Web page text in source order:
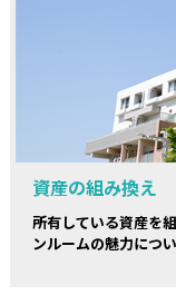
資産の組み換え
所有している資産を
ンルームの魅力につ